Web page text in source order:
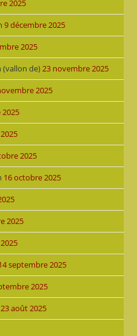
2025
9 décembre 2025
2025
(vallon de)23 novembre 2025
2025
2025
16 octobre 2025
2025
septembre 2025
2025
23 août 2025